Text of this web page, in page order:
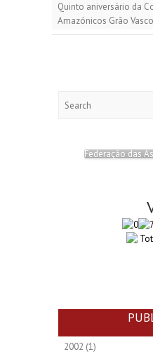
Quinto aniversário da
Amazónicos Grão Vasco
Federação das
2002 (1)